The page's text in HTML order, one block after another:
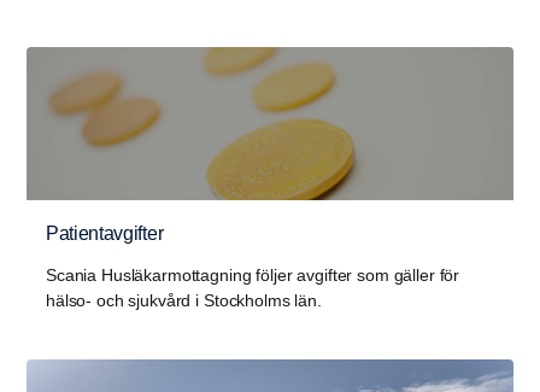
Patientavgifter
Scania Husläkarmottagning följer avgifter som gäller för
hälso- och sjukvård i Stockholms län.